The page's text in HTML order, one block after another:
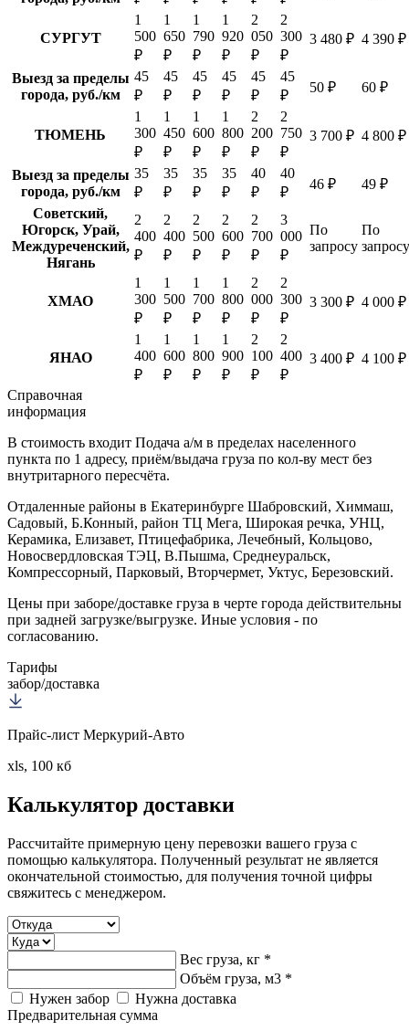
СУРГУТ
1
500
₽
1
650
₽
1
790
₽
1
920
₽
2
050
₽
2
300
₽
3 480 ₽ 4 390 ₽
Выезд за пределы
города, руб./км
45
₽
45
₽
45
₽
45
₽
45
₽
45
₽
50 ₽ 60 ₽
ТЮМЕНЬ
1
300
₽
1
450
₽
1
600
₽
1
800
₽
2
200
₽
2
750
₽
3 700 ₽ 4 800 ₽
Выезд за пределы
города, руб./км
35
₽
35
₽
35
₽
35
₽
40
₽
40
₽
46 ₽
49 ₽
Советский,
Югорск, Урай,
Междуреченский,
Нягань
2
400
₽
2
400
₽
2
500
₽
2
600
₽
2
700
₽
3
000
₽
По
запросу
По
запросу
ХМАО
1
300
₽
1
500
₽
1
700
₽
1
800
₽
2
000
₽
2
300
₽
3 300 ₽ 4 000 ₽
ЯНАО
1
400
₽
1
600
₽
1
800
₽
1
900
₽
2
100
₽
2
400
₽
3 400 ₽ 4 100 ₽
Справочная
информация
В стоимость входит Подача а/м в пределах населенного
пункта по 1 адресу, приём/выдача груза по кол-ву мест без
внутритарного пересчёта.
Отдаленные районы в Екатеринбурге Шабровский, Химмаш,
Садовый, Б.Конный, район ТЦ Мега, Широкая речка, УНЦ,
Керамика, Елизавет, Птицефабрика, Лечебный, Кольцово,
Новосвердловская ТЭЦ, В.Пышма, Среднеуральск,
Компрессорный, Парковый, Вторчермет, Уктус, Березовский.
Цены при заборе/доставке груза в черте города действительны
при задней загрузке/выгрузке. Иные условия - по
согласованию.
Тарифы
забор/доставка
Прайс-лист Меркурий-Авто
xls, 100 кб
Калькулятор доставки
Рассчитайте примерную цену перевозки вашего груза с
помощью калькулятора. Полученный результат не является
окончательной стоимостью, для получения точной цифры
свяжитесь с менеджером.
Вес груза, кг *
Объём груза, м3 *
Нужен забор
Нужна доставка
Предварительная сумма